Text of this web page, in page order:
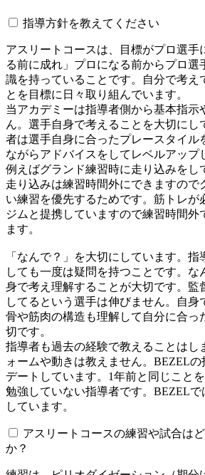
指導方針を教えてください
アスリートコースは、目標がプロ選手
る前に成れ」プロになる前からプロ選
識を持っていることです。自分で考え
とを目標に日々取り組んでいます。
当アカデミーは指導者側から基本指示
ん。選手自身で考えることを大切にし
者は選手自身に合ったプレースタイル
ながらアドバイスをしてレベルアップ
例えばグランド練習時に走り込みをし
走り込みは練習時間外にできますので
い練習を優先するためです。筋トレが
ジムと提携していますので練習時間外
ます。
「なんで？」を大切にしています。
しても一度は疑問を持つことです。な
身で考え理解することが大切です。監
してるという選手は伸びません。自身
骨や筋肉の構造も理解して自分に合っ
切です。
指導者も過去の経験で教えることはし
ォームや動きは教えません。BEZEL
デートしています。1年前と同じこと
勉強していない指導者です。BEZEL
しています。
アスリートコースの練習や試合は
か？